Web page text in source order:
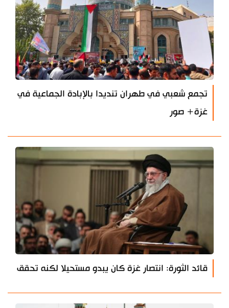
تجمع شعبي في طهران تنديدا بالإبادة الجماعية في
غزة+ صور
قائد الثورة: انتصار غزة كان يبدو مستحيلا لكنه تحقق